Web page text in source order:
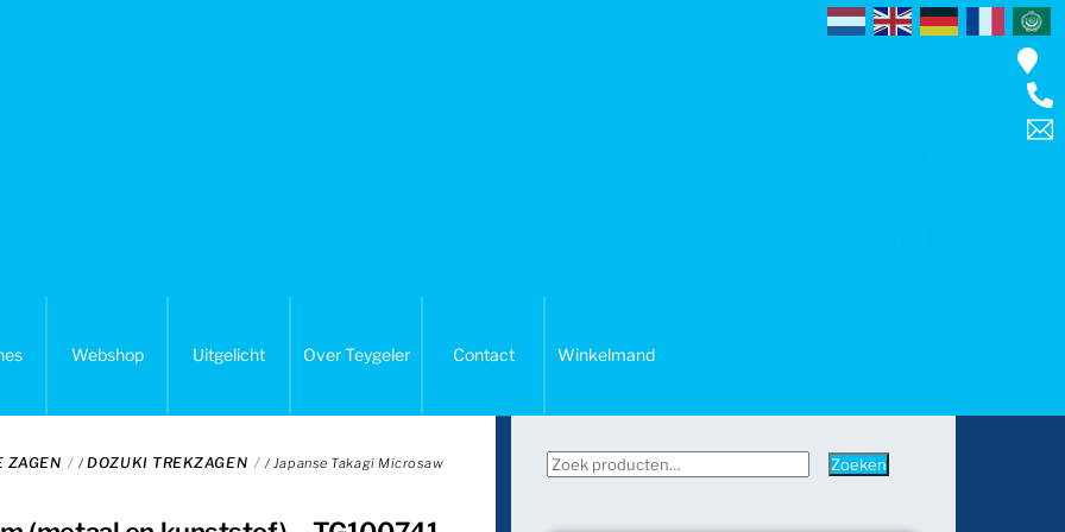
Webshop Uitgelicht Over Teygeler Contact Winkelmand
ZAGEN /DOZUKI TREKZAGEN
/ Japanse Takagi Microsaw
Zoeken
Zoeken